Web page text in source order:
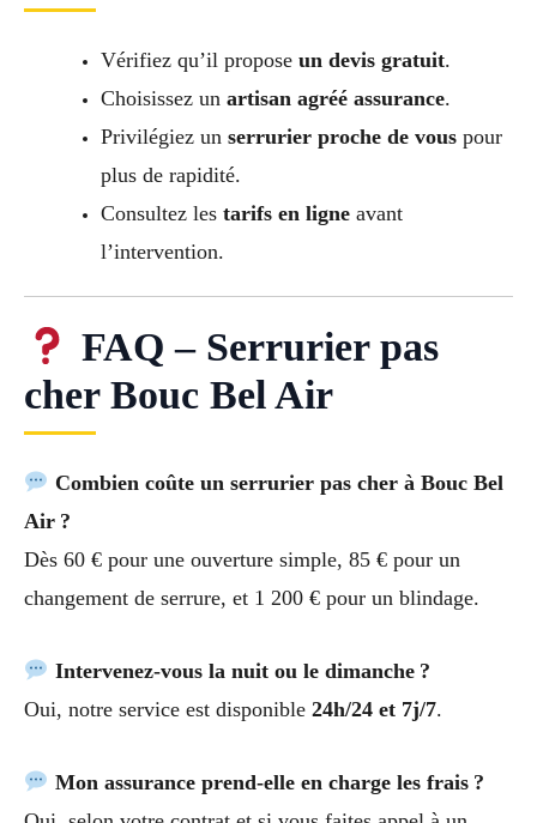
Vérifiez qu’il propose un devis gratuit.
Choisissez un artisan agréé assurance.
Privilégiez un serrurier proche de vouspour
plus de rapidité.
Consultez les tarifs en ligneavant
l’intervention.
FAQ – Serrurier pas
cher Bouc Bel Air
Combien coûte un serrurier pas cher à Bouc Bel
Air ?
Dès 60 € pour une ouverture simple, 85 € pour un
changement de serrure, et 1 200 € pour un blindage.
Intervenez-vous la nuit ou le dimanche ?
Oui, notre service est disponible 24h/24 et 7j/7.
Mon assurance prend-elle en charge les frais ?